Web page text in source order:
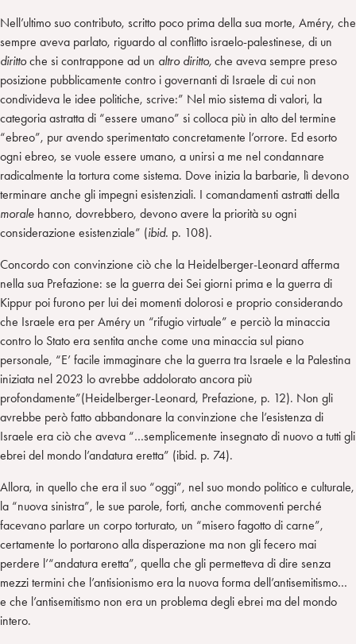
Nell’ultimo suo contributo, scritto poco prima della sua morte, Améry, che
sempre aveva parlato, riguardo al conflitto israelo-palestinese, di un
dirittoche si contrappone ad un altro diritto, che aveva sempre preso
posizione pubblicamente contro i governanti di Israele di cui non
condivideva le idee politiche, scrive:” Nel mio sistema di valori, la
categoria astratta di “essere umano” si colloca più in alto del termine
“ebreo”, pur avendo sperimentato concretamente l’orrore. Ed esorto
ogni ebreo, se vuole essere umano, a unirsi a me nel condannare
radicalmente la tortura come sistema. Dove inizia la barbarie, lì devono
terminare anche gli impegni esistenziali. I comandamenti astratti della
morale hanno, dovrebbero, devono avere la priorità su ogni
considerazione esistenziale” (ibid. p. 108).
Concordo con convinzione ciò che la Heidelberger-Leonard afferma
nella sua Prefazione: se la guerra dei Sei giorni prima e la guerra di
Kippur poi furono per lui dei momenti dolorosi e proprio considerando
che Israele era per Améry un “rifugio virtuale” e perciò la minaccia
contro lo Stato era sentita anche come una minaccia sul piano
personale, “E’ facile immaginare che la guerra tra Israele e la Palestina
iniziata nel 2023 lo avrebbe addolorato ancora più
profondamente”(Heidelberger-Leonard, Prefazione, p. 12). Non gli
avrebbe però fatto abbandonare la convinzione che l’esistenza di
Israele era ciò che aveva “…semplicemente insegnato di nuovo a tutti gli
ebrei del mondo l’andatura eretta” (ibid. p. 74).
Allora, in quello che era il suo “oggi”, nel suo mondo politico e culturale,
la “nuova sinistra”, le sue parole, forti, anche commoventi perché
facevano parlare un corpo torturato, un “misero fagotto di carne”,
certamente lo portarono alla disperazione ma non gli fecero mai
perdere l’“andatura eretta”, quella che gli permetteva di dire senza
mezzi termini che l’antisionismo era la nuova forma dell’antisemitismo…
e che l’antisemitismo non era un problema degli ebrei ma del mondo
intero.